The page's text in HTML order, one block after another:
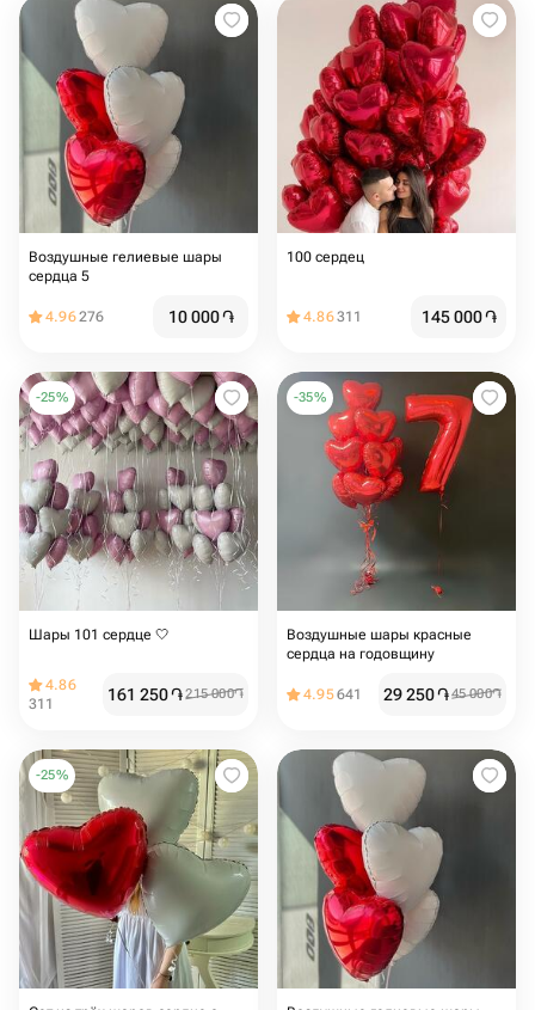
Воздушные гелиевые шары
сердца 5️
4.96276 10 000֏
100 сердец
4.86311 145 000֏
-25%
Шары 101 сердце 🤍
4.86
311
161 250֏215 000֏
-35%
Воздушные шары красные
сердца на годовщину
4.95641 29 250֏45 000֏
-25%